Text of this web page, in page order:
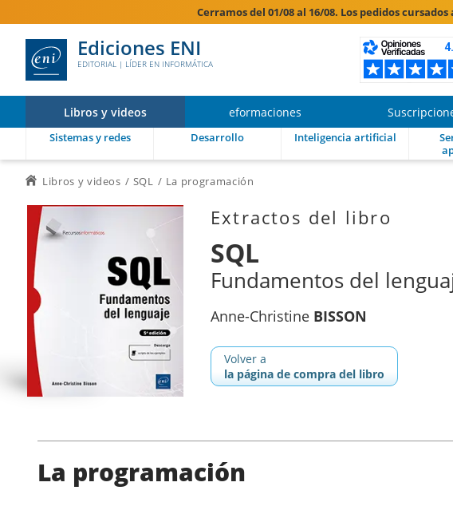
Cerramos del 01/08 al 16/08. Los pedidos
Ediciones ENI
EDITORIAL | LÍDER EN INFORMÁTICA
Libros y videos eformaciones
Sistemas y redes Desarrollo Inteligencia artificial
Libros y videos SQL La programación
Extractos del libro
SQL
Fundamentos del
Anne-Christine BISSON
Volver a
la página de compra del libro
La programación